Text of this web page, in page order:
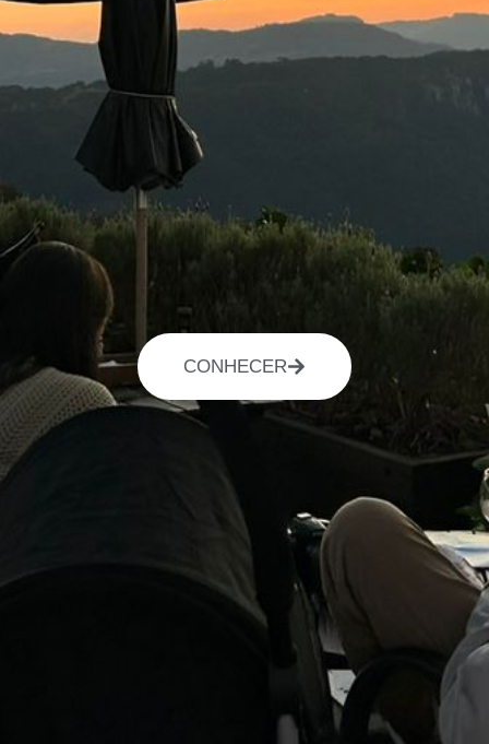
CONHECER